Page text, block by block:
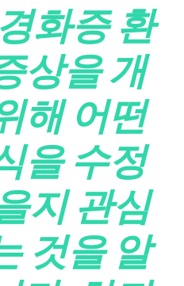
화증 환
상을 개
해 어떤
을 수정
지 관심
것을 알